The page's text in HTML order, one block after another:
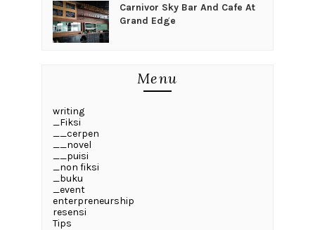
Carnivor Sky Bar And Cafe At
Grand Edge
Menu
writing
_Fiksi
__cerpen
__novel
__puisi
_non fiksi
_buku
_event
enterpreneurship
resensi
Tips